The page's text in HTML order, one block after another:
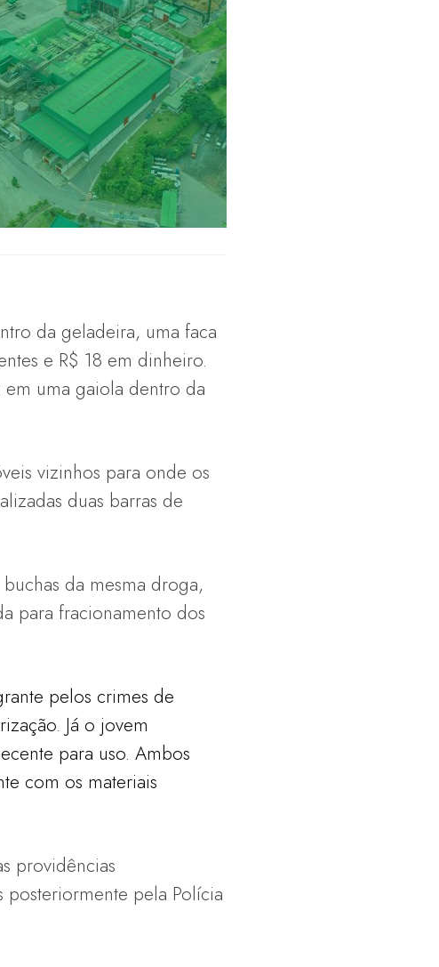
da geladeira, uma faca
e R$ 18 em dinheiro.
uma gaiola dentro da
vizinhos para onde os
duas barras de
da mesma droga,
para fracionamento dos
pelos crimes de
Já o jovem
para uso. Ambos
com os materiais
providências
posteriormente pela Polícia